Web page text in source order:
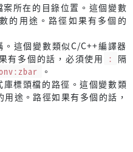
案所在的目錄位置。這個變數
的用途。路徑如果有多個的
。這個變數類似C/C++編譯器
有多個的話，必須使用 : 隔
。
庫標頭檔的路徑。這個變數類
用途。路徑如果有多個的話，